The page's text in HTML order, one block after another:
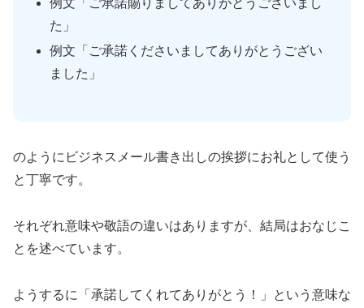
例文「ご承諾賜りましてありがとうございまし
た」
例文「ご承諾くださいましてありがとうござい
ました」
のようにビジネスメール書き出しの挨拶にお礼として使う
と丁寧です。
それぞれ意味や敬語の違いはありますが、結局はおなじこ
とを述べています。
ようするに「承諾してくれてありがとう！」という意味な